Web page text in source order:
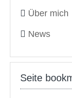
Über mich
News
Seite